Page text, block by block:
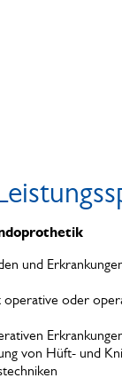
und
operative oder
von Hüft- und